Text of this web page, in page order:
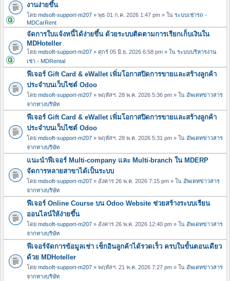
งานง่ายขึ้น
โดย mdsoft-support-m207 » พุธ 01 ก.ค. 2026 1:47 pm » ใน ระบบเช่ารถ -
MDCarRent
จัดการใบแจ้งหนี้ได้ง่ายขึ้น ด้วยระบบติดตามการเรียกเก็บเงินใน
MDHoteller
โดย mdsoft-support-m207 » ศุกร์ 05 มิ.ย. 2026 6:58 pm » ใน ระบบบริหารงาน
เช่า - MDRental
ฟีเจอร์ Gift Card & eWallet เพิ่มโอกาสปิดการขายและสร้างลูกค้า
ประจำบนเว็บไซต์ Odoo
โดย mdsoft-support-m207 » พฤหัสฯ. 28 พ.ค. 2026 5:36 pm » ใน อัพเดทข่าวสาร
จากทางบริษัท
ฟีเจอร์ Gift Card & eWallet เพิ่มโอกาสปิดการขายและสร้างลูกค้า
ประจำบนเว็บไซต์ Odoo
โดย mdsoft-support-m207 » พฤหัสฯ. 28 พ.ค. 2026 5:31 pm » ใน อัพเดทข่าวสาร
จากทางบริษัท
แนะนำฟีเจอร์ Multi-company และ Multi-branch ใน MDERP
จัดการหลายสาขาได้เป็นระบบ
โดย mdsoft-support-m207 » อังคาร 26 พ.ค. 2026 7:15 pm » ใน อัพเดทข่าวสาร
จากทางบริษัท
ฟีเจอร์ Online Course บน Odoo Website ช่วยสร้างระบบเรียน
ออนไลน์ให้ง่ายขึ้น
โดย mdsoft-support-m207 » อังคาร 26 พ.ค. 2026 12:40 pm » ใน อัพเดทข่าวสาร
จากทางบริษัท
ฟีเจอร์จัดการข้อมูลเช่า เช็กอินลูกค้าได้รวดเร็ว ครบในขั้นตอนเดียว
ด้วย MDHoteller
โดย mdsoft-support-m207 » พฤหัสฯ. 21 พ.ค. 2026 7:27 pm » ใน อัพเดทข่าวสาร
จากทางบริษัท